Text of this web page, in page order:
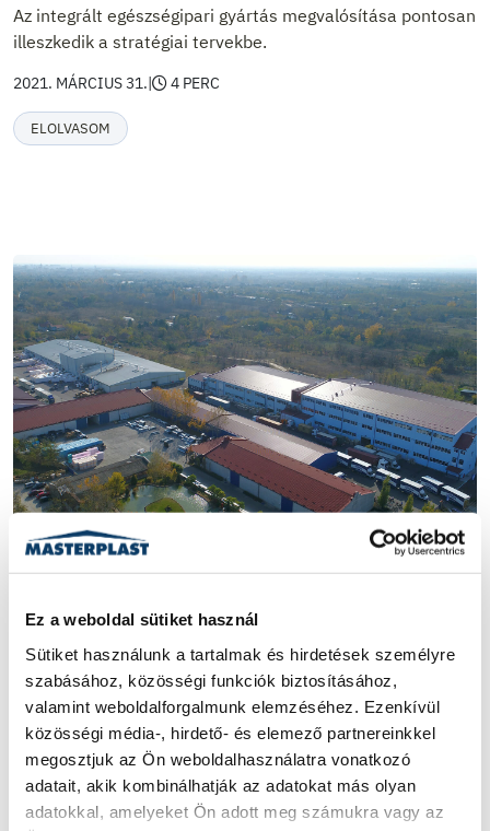
Ez a weboldal sütiket használ
Sütiket használunk a tartalmak és hirdetések személyre
szabásához, közösségi funkciók biztosításához,
valamint weboldalforgalmunk elemzéséhez. Ezenkívül
közösségi média-, hirdető- és elemező partnereinkkel
megosztjuk az Ön weboldalhasználatra vonatkozó
adatait, akik kombinálhatják az adatokat más olyan
adatokkal, amelyeket Ön adott meg számukra vagy az
Az integrált egészségipari gyártás megvalósítása pontosan
illeszkedik a stratégiai tervekbe.
2021. MÁRCIUS 31.| 4 PERC
ELOLVASOM
GYÁRTÁS BERUHÁZÁS SZABADKA
Hőszigetelő rendszerben is
beruház a Masterplast
Szabadkán 7,6 millió eurós beruházással erősíti tovább
üvegszövet termelését a magyar gyártó.
2021. JANUÁR 8.| 3 PERC